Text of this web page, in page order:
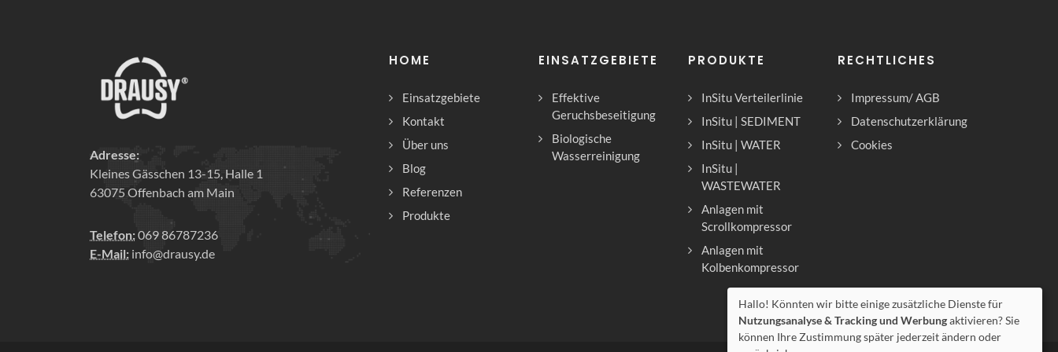
Adresse:
Kleines Gässchen 13-15, Halle 1
63075 Offenbach am Main
Telefon:069 86787236
E-Mail: info@drausy.de
HOME
Einsatzgebiete
Kontakt
Über uns
Blog
Referenzen
Produkte
EINSATZGEBIETE
Effektive
Geruchsbeseitigung
Biologische
Wasserreinigung
PRODUKTE
InSitu Verteilerlinie
InSitu | SEDIMENT
InSitu | WATER
InSitu |
WASTEWATER
Anlagen mit
Scrollkompressor
Anlagen mit
Kolbenkompressor
RECHTLICHES
Impressum/ AGB
Datenschutzerklärung
Cookies
Hallo! Könnten wir bitte einige zusätzliche Dienste für
Nutzungsanalyse & Tracking und Werbungaktivieren? Sie
können Ihre Zustimmung später jederzeit ändern oder